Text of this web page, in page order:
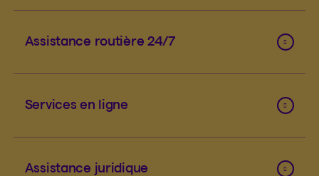
Assistance routière 24/7
Services en ligne
Assistance juridique